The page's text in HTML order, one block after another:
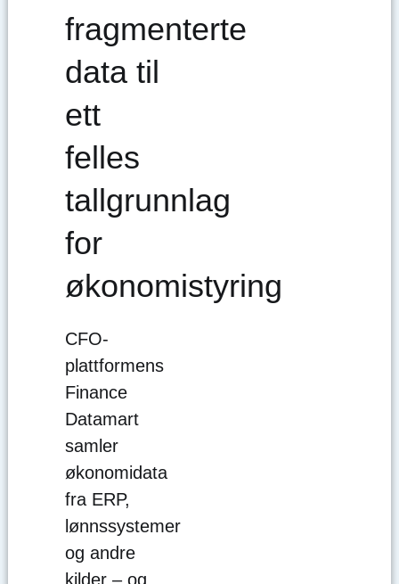
fragmenterte
data til
ett
felles
tallgrunnlag
for
økonomistyring
CFO-
plattformens
Finance
Datamart
samler
økonomidata
fra ERP,
lønnssystemer
og andre
kilder – og